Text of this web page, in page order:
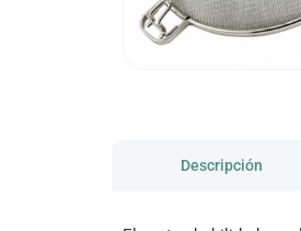
Descripción